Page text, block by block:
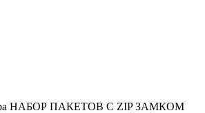
НАБОР ПАКЕТОВ С ZIP ЗАМКОМ